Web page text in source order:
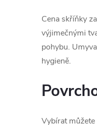
Cena skříňky
výjimečnými
pohybu.
hygieně.
Vybírat